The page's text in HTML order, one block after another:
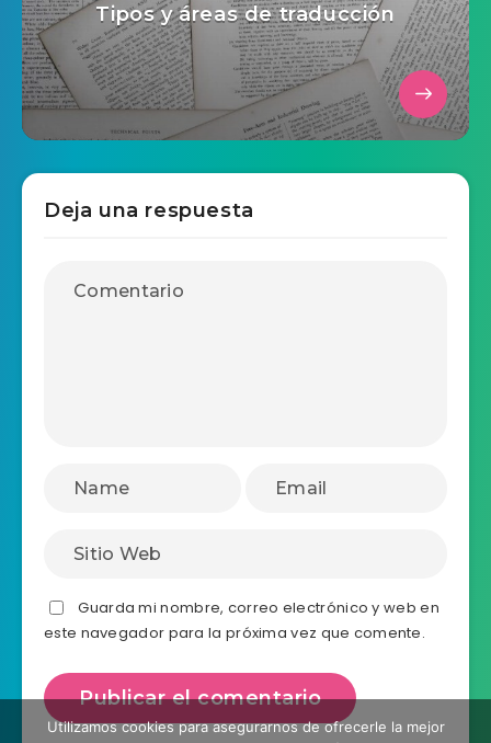
Tipos y áreas de traducción
Deja una respuesta
Guarda mi nombre, correo electrónico y web en
este navegador para la próxima vez que comente.
Utilizamos cookies para asegurarnos de ofrecerle la mejor